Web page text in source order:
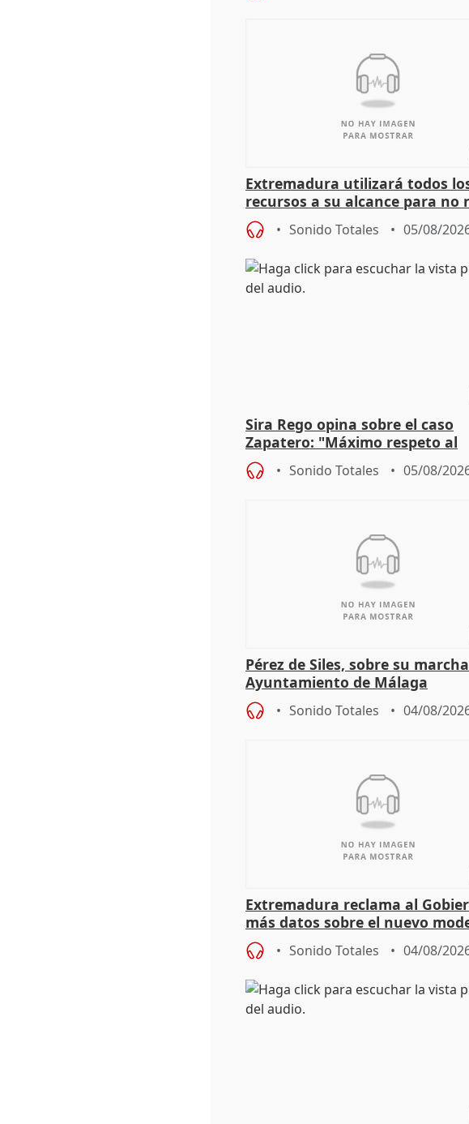
Extremadura utilizará todos
recursos a su alcance para no
más menores migrantes
Sonido Totales 05/08/
Sira Rego opina sobre el caso
Zapatero: "Máximo respeto al
proceso judicial"
Sonido Totales 05/08/
Pérez de Siles, sobre su
Ayuntamiento de Málaga
Sonido Totales 04/08/
Extremadura reclama al
más datos sobre el nuevo
financiación
Sonido Totales 04/08/